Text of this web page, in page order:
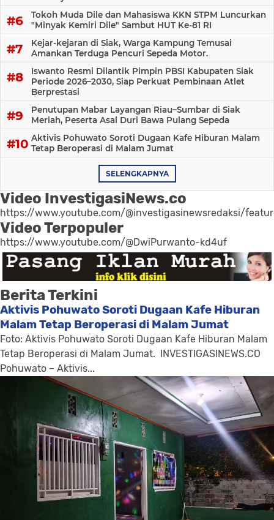
Tokoh Muda Dile dan Mahasiswa KKN STPM Luncurkan
"Minyak Kemiri Dile" Sambut HUT Ke-81 RI
Kejar-kejaran di Siak, Warga Kampung Temusai
Amankan Terduga Pencuri Sepeda Motor.
Iswanto Resmi Dilantik Pimpin PBSI Kabupaten Siak
Periode 2026–2030, Siap Perkuat Pembinaan Atlet
Berprestasi
Penutupan Mabar Layangan Riau–Sumbar di Siak
Meriah, Peserta Asal Duri Bawa Pulang Sepeda
Aktivis Pohuwato Soroti Dugaan Kafe Hiburan Malam
Tetap Beroperasi di Malam Jumat
SELENGKAPNYA
Video InvestigasiNews.co
https://www.youtube.com/@investigasinewsredaksi/
Video Terpopuler
https://www.youtube.com/@DwiPurwanto-kd4uf
Berita Terkini
Aktivis Pohuwato Soroti Dugaan Kafe Hiburan
Malam Tetap Beroperasi di Malam Jumat
Foto: Aktivis Pohuwato Soroti Dugaan Kafe Hiburan Malam
Tetap Beroperasi di Malam Jumat. INVESTIGASINEWS.CO
Pohuwato – Aktivis...